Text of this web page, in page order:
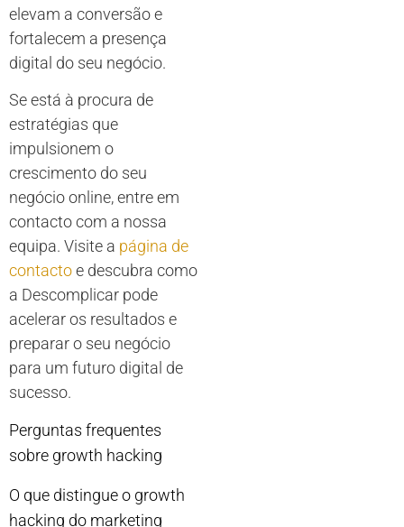
elevam a conversão e
fortalecem a presença
digital do seu negócio.
Se está à procura de
estratégias que
impulsionem o
crescimento do seu
negócio online, entre em
contacto com a nossa
equipa. Visite a página de
contactoe descubra como
a Descomplicar pode
acelerar os resultados e
preparar o seu negócio
para um futuro digital de
sucesso.
Perguntas frequentes
sobre growth hacking
O que distingue o growth
hacking do marketing